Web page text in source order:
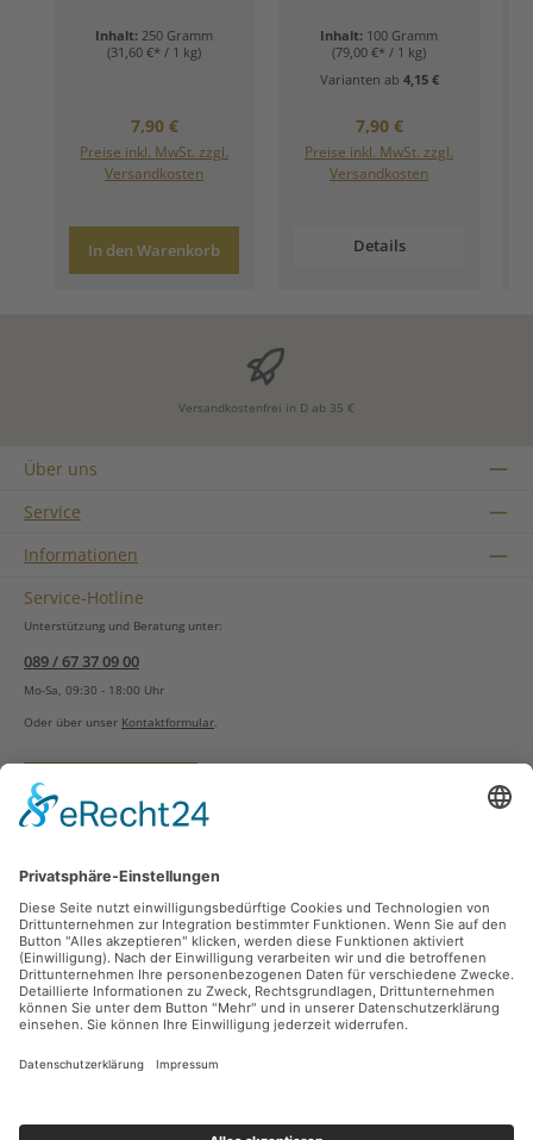
Inhalt: 250 Gramm
(31,60 €* / 1 kg)
Regulärer Preis:
7,90 €
Preise inkl. MwSt. zzgl.
Versandkosten
In den Warenkorb
Inhalt: 100 Gramm
(79,00 €* / 1 kg)
Varianten ab 4,15 €
Regulärer Preis:
7,90 €
Preise inkl. MwSt. zzgl.
Versandkosten
Details
Versandkostenfrei in D ab 35 €
Über uns
Service
Informationen
Service-Hotline
Unterstützung und Beratung unter:
089 / 67 37 09 00
Mo-Sa, 09:30 - 18:00 Uhr
Oder über unser Kontaktformular.
Vertrag widerrufen
Zahlungsarten
Sicher Einkaufen
Ladengeschäft
Newsletter